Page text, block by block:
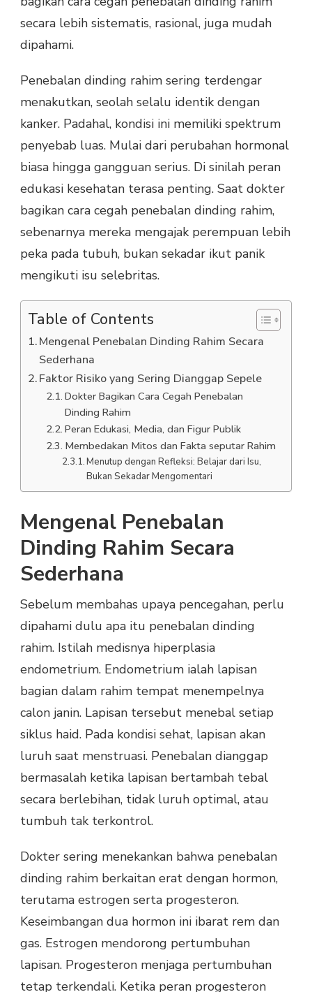
secara lebih sistematis, rasional, juga mudah
dipahami.
Penebalan dinding rahim sering terdengar
menakutkan, seolah selalu identik dengan
kanker. Padahal, kondisi ini memiliki spektrum
penyebab luas. Mulai dari perubahan hormonal
biasa hingga gangguan serius. Di sinilah peran
edukasi kesehatan terasa penting. Saat dokter
bagikan cara cegah penebalan dinding rahim,
sebenarnya mereka mengajak perempuan lebih
peka pada tubuh, bukan sekadar ikut panik
mengikuti isu selebritas.
Table of Contents
Mengenal Penebalan Dinding Rahim Secara
Sederhana
Faktor Risiko yang Sering Dianggap Sepele
Dokter Bagikan Cara Cegah Penebalan
Dinding Rahim
Peran Edukasi, Media, dan Figur Publik
Membedakan Mitos dan Fakta seputar Rahim
Menutup dengan Refleksi: Belajar dari Isu,
Bukan Sekadar Mengomentari
Mengenal Penebalan
Dinding Rahim Secara
Sederhana
Sebelum membahas upaya pencegahan, perlu
dipahami dulu apa itu penebalan dinding
rahim. Istilah medisnya hiperplasia
endometrium. Endometrium ialah lapisan
bagian dalam rahim tempat menempelnya
calon janin. Lapisan tersebut menebal setiap
siklus haid. Pada kondisi sehat, lapisan akan
luruh saat menstruasi. Penebalan dianggap
bermasalah ketika lapisan bertambah tebal
secara berlebihan, tidak luruh optimal, atau
tumbuh tak terkontrol.
Dokter sering menekankan bahwa penebalan
dinding rahim berkaitan erat dengan hormon,
terutama estrogen serta progesteron.
Keseimbangan dua hormon ini ibarat rem dan
gas. Estrogen mendorong pertumbuhan
lapisan. Progesteron menjaga pertumbuhan
tetap terkendali. Ketika peran progesteron